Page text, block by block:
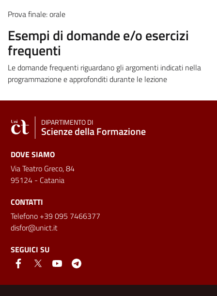
Prova finale: orale
Esempi di domande e/o esercizi
frequenti
Le domande frequenti riguardano gli argomenti indicati nella
programmazione e approfonditi durante le lezione
DIPARTIMENTO DI
Scienze della Formazione
DOVE SIAMO
Via Teatro Greco, 84
95124 - Catania
CONTATTI
Telefono +39 095 7466377
disfor@unict.it
SEGUICI SU
Link e informazioni utili